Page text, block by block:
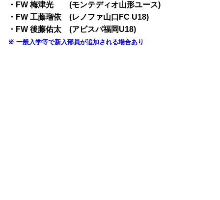
・FW 梅津光 (モンテディオ山形ユース)
・FW 工藤瑠依 (レノファ山口FC U18)
・FW 後藤佑太 (アビスパ福岡U18)
※ 一般入学等で新入部員が追加される場合あり